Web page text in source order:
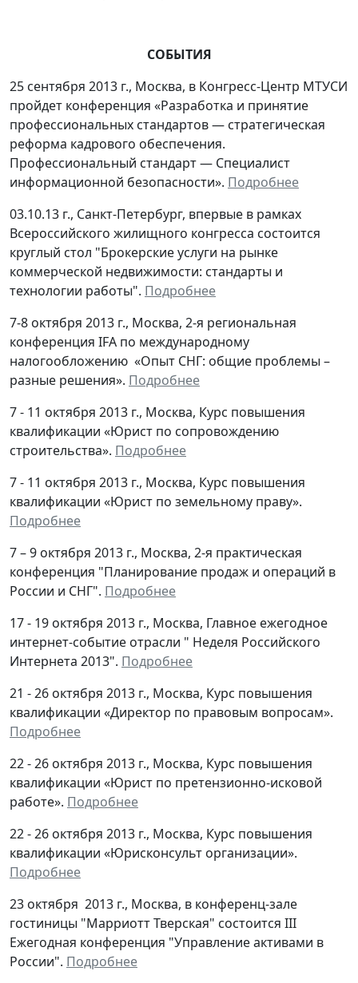
СОБЫТИЯ
25 сентября 2013 г., Москва, в Конгресс-Центр МТУСИ
пройдет конференция «Разработка и принятие
профессиональных стандартов — стратегическая
реформа кадрового обеспечения.
Профессиональный стандарт — Специалист
информационной безопасности». Подробнее
03.10.13 г., Санкт-Петербург, впервые в рамках
Всероссийского жилищного конгресса состоится
круглый стол "Брокерские услуги на рынке
коммерческой недвижимости: стандарты и
технологии работы". Подробнее
7-8 октября 2013 г., Москва, 2-я региональная
конференция IFA по международному
налогообложению «Опыт СНГ: общие проблемы –
разные решения». Подробнее
7 - 11 октября 2013 г., Москва, Курс повышения
квалификации «Юрист по сопровождению
строительства». Подробнее
7 - 11 октября 2013 г., Москва, Курс повышения
квалификации «Юрист по земельному праву».
Подробнее
7 – 9 октября 2013 г., Москва, 2-я практическая
конференция "Планирование продаж и операций в
России и СНГ". Подробнее
17 - 19 октября 2013 г., Москва, Главное ежегодное
интернет-событие отрасли " Неделя Российского
Интернета 2013". Подробнее
21 - 26 октября 2013 г., Москва, Курс повышения
квалификации «Директор по правовым вопросам».
Подробнее
22 - 26 октября 2013 г., Москва, Курс повышения
квалификации «Юрист по претензионно-исковой
работе». Подробнее
22 - 26 октября 2013 г., Москва, Курс повышения
квалификации «Юрисконсульт организации».
Подробнее
23 октября 2013 г., Москва, в конференц-зале
гостиницы "Марриотт Тверская" состоится III
Ежегодная конференция "Управление активами в
России". Подробнее